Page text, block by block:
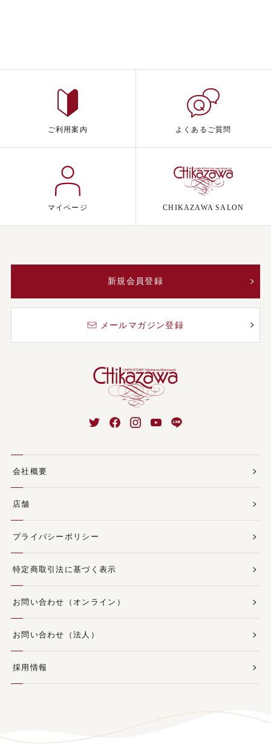
ご利用案内 よくあるご質問
マイページ CHIKAZAWA SALON
新規会員登録
メールマガジン登録
会社概要
店舗
プライバシーポリシー
特定商取引法に基づく表示
お問い合わせ（オンライン）
お問い合わせ（法人）
採用情報